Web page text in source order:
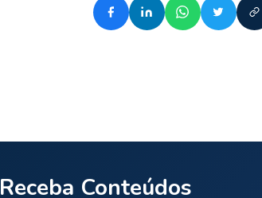
Receba Conteúdos